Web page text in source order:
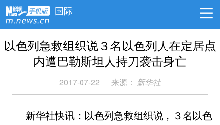
国际
以色列急救组织说３名以色列人在定居点
内遭巴勒斯坦人持刀袭击身亡
2017-07-22 来源： 新华社
新华社快讯：以色列急救组织说，３名以色